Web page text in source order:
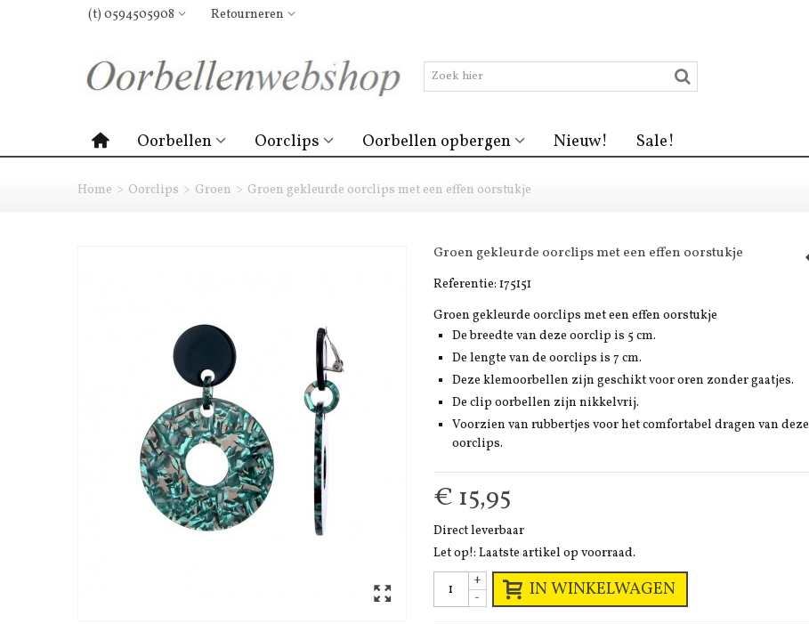
(t) 0594505908 Retourneren
Oorbellen Oorclips Oorbellen opbergen Nieuw! Sale!
Home > Oorclips > Groen > Groen gekleurde oorclips met een effen oorstukje
Groen gekleurde oorclips met een effen oorstukje
Referentie: 175151
Groen gekleurde oorclips met een effen oorstukje
De breedte van deze oorclip is 5 cm.
De lengte van de oorclips is 7 cm.
Deze klemoorbellen zijn geschikt voor oren zonder gaatjes.
De clip oorbellen zijn nikkelvrij.
Voorzien van rubbertjes voor het comfortabel dragen van deze
oorclips.
€ 15,95
Direct leverbaar
Let op!: Laatste artikel op voorraad.
-
+ IN WINKELWAGEN